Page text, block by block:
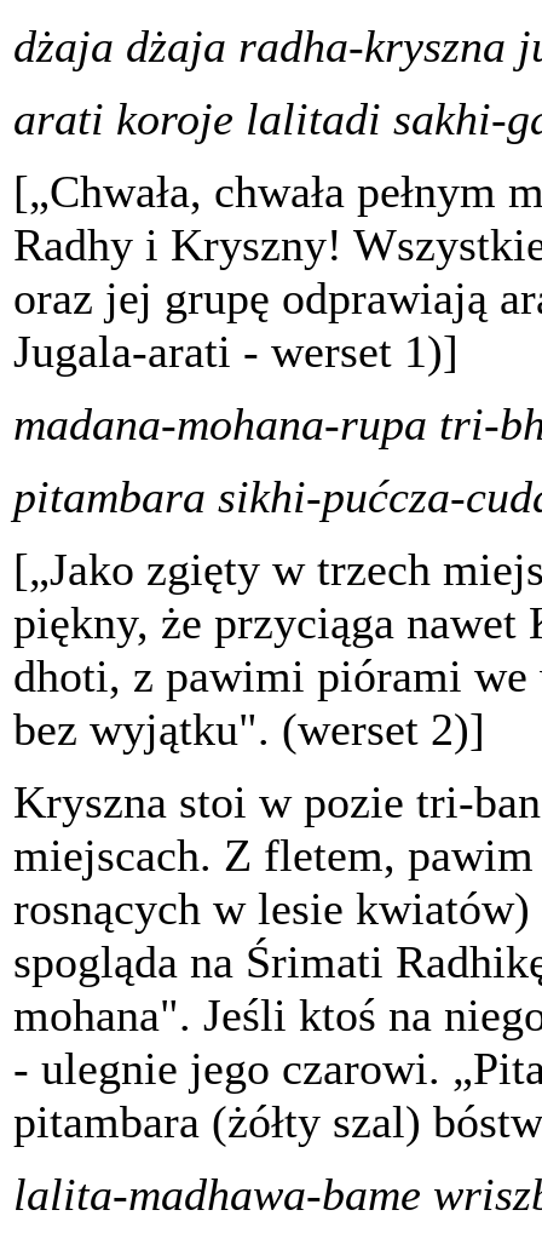
dżaja dżaja radha-kryszna
arati koroje lalitadi sakhi-
[„Chwała, chwała pełnym
Radhy i Kryszny!
oraz jej grupę odprawiają
Jugala-arati - werset 1)]
madana-mohana-rupa tri-
pitambara sikhi-pućcza-
[„Jako zgięty w trzech
piękny, że przyciąga nawet
dhoti, z pawimi piórami we
bez wyjątku". (werset 2)]
Kryszna stoi w pozie tri-
miejscach. Z fletem,
rosnących w lesie
spogląda na Śrimati
mohana". Jeśli ktoś na
- ulegnie jego czarowi.
pitambara (żółty szal)
lalita-madhawa-bame